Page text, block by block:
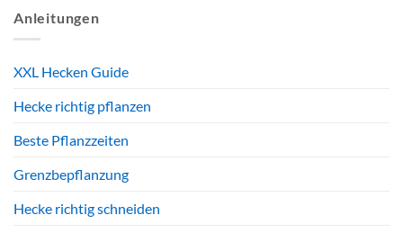
Anleitungen
XXL Hecken Guide
Hecke richtig pflanzen
Beste Pflanzzeiten
Grenzbepflanzung
Hecke richtig schneiden